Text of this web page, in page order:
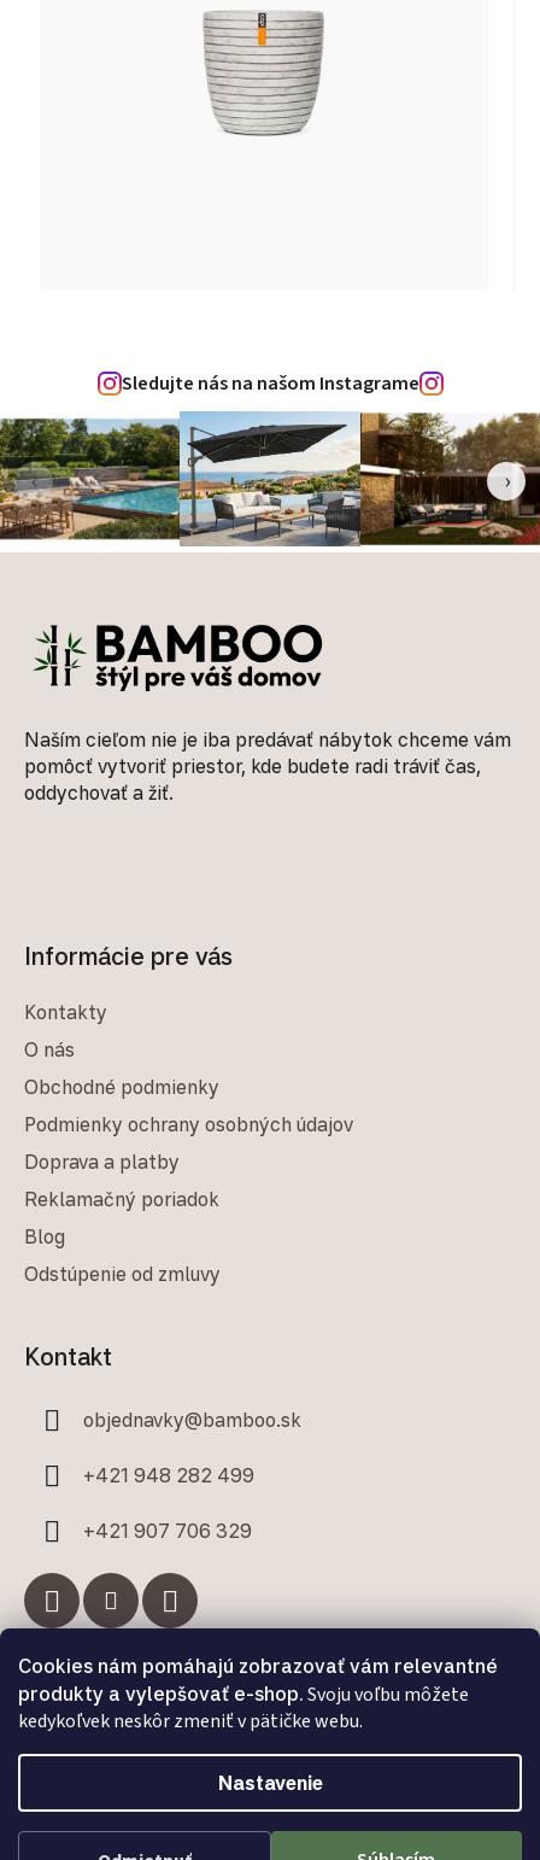
Cookies nám pomáhajú zobrazovať vám relevantné
produkty a vylepšovať e-shop. Svoju voľbu môžete
kedykoľvek neskôr zmeniť v pätičke webu.
Nastavenie
Sledujte nás na našom Instagrame
‹ ›
Naším cieľom nie je iba predávať nábytok chceme vám
pomôcť vytvoriť priestor, kde budete radi tráviť čas,
oddychovať a žiť.
Informácie pre vás
Kontakty
O nás
Obchodné podmienky
Podmienky ochrany osobných údajov
Doprava a platby
Reklamačný poriadok
Blog
Odstúpenie od zmluvy
Kontakt
objednavky@bamboo.sk
+421 948 282 499
+421 907 706 329
Facebook
Vytvoril Shoptet Premium a Adatelier